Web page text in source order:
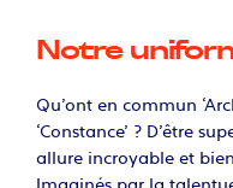
Notre
Qu’ont en commun
‘Constance’ ? D’être
allure incroyable et